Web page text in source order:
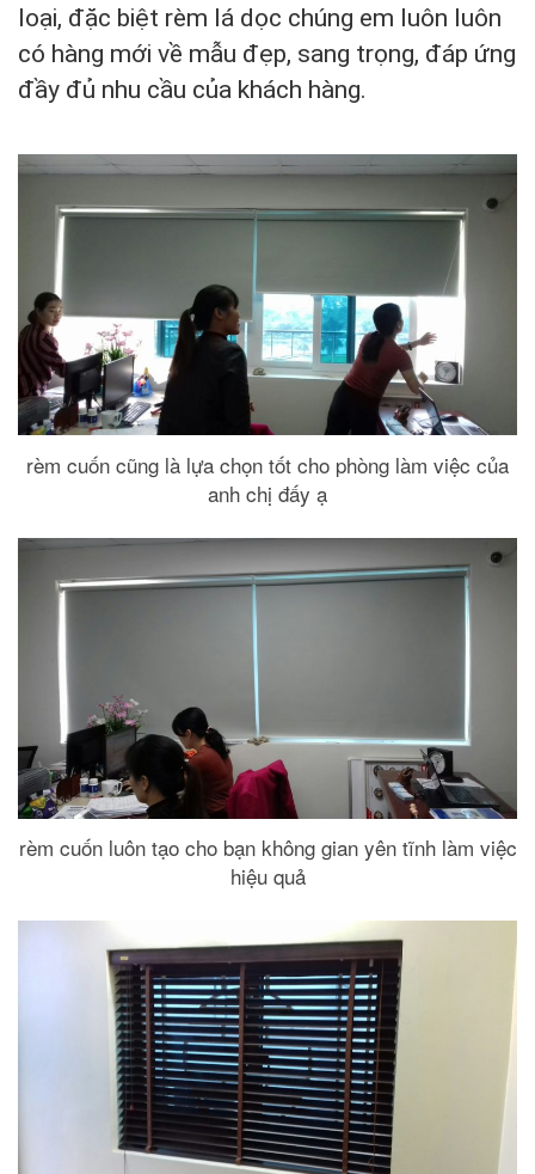
loại, đặc biệt rèm lá dọc chúng em luôn luôn
có hàng mới về mẫu đẹp, sang trọng, đáp ứng
đầy đủ nhu cầu của khách hàng.
rèm cuốn cũng là lựa chọn tốt cho phòng làm việc của
anh chị đấy ạ
rèm cuốn luôn tạo cho bạn không gian yên tĩnh làm việc
hiệu quả